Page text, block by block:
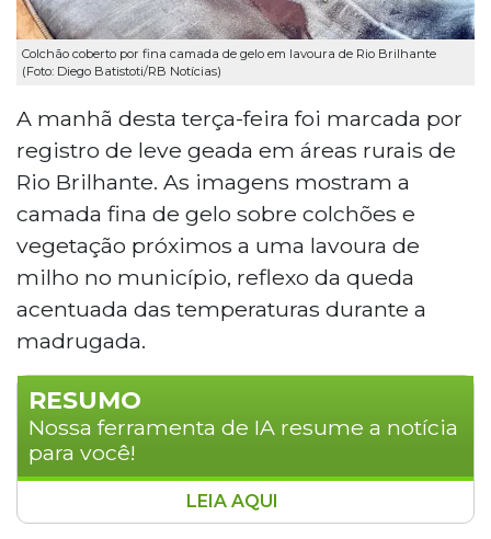
Colchão coberto por fina camada de gelo em lavoura de Rio Brilhante
(Foto: Diego Batistoti/RB Notícias)
A manhã desta terça-feira foi marcada por
registro de leve geada em áreas rurais de
Rio Brilhante. As imagens mostram a
camada fina de gelo sobre colchões e
vegetação próximos a uma lavoura de
milho no município, reflexo da queda
acentuada das temperaturas durante a
madrugada.
RESUMO
Nossa ferramenta de IA resume a notícia
para você!
Geada fraca foi registrada na manhã
LEIA AQUI